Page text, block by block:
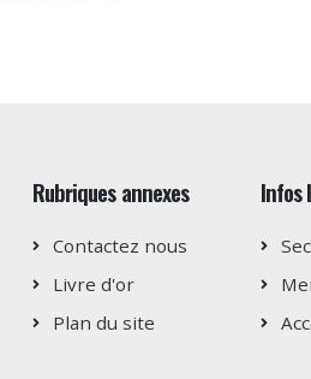
Rubriques annexes
Contactez nous
Livre d'or
Plan du site
Infos